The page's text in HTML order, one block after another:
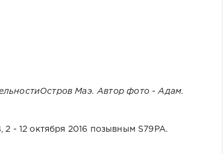
Остров Маэ. Автор фото - Адам.
- 12 октября 2016 позывным S79PA.